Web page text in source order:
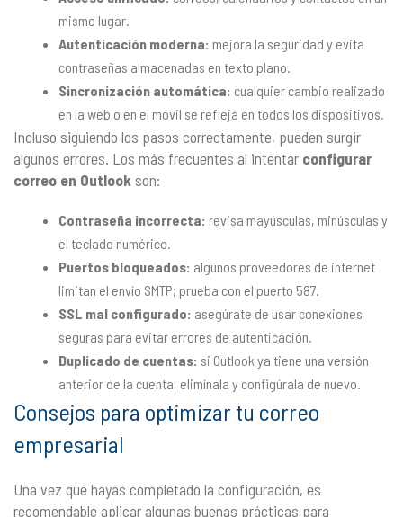
mismo lugar.
Autenticación moderna: mejora la seguridad y evita
contraseñas almacenadas en texto plano.
Sincronización automática: cualquier cambio realizado
en la web o en el móvil se refleja en todos los dispositivos.
Incluso siguiendo los pasos correctamente, pueden surgir
algunos errores. Los más frecuentes al intentar configurar
correo en Outlook son:
Contraseña incorrecta: revisa mayúsculas, minúsculas y
el teclado numérico.
Puertos bloqueados: algunos proveedores de internet
limitan el envío SMTP; prueba con el puerto 587.
SSL mal configurado: asegúrate de usar conexiones
seguras para evitar errores de autenticación.
Duplicado de cuentas: si Outlook ya tiene una versión
anterior de la cuenta, elimínala y configúrala de nuevo.
Consejos para optimizar tu correo
empresarial
Una vez que hayas completado la configuración, es
recomendable aplicar algunas buenas prácticas para